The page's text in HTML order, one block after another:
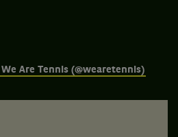
Are Tennis (@wearetennis)